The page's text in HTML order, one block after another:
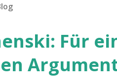
Für